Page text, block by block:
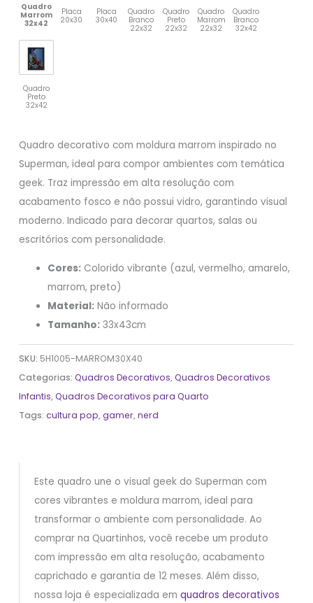
Quadro
Marrom
32x42
Placa
20x30
Placa
30x40
Quadro
Branco
22x32
Quadro
Preto
22x32
Quadro
Marrom
22x32
Quadro
Branco
32x42
Quadro
Preto
32x42
Quadro decorativo com moldura marrom inspirado no
Superman, ideal para compor ambientes com temática
geek. Traz impressão em alta resolução com
acabamento fosco e não possui vidro, garantindo visual
moderno. Indicado para decorar quartos, salas ou
escritórios com personalidade.
Cores: Colorido vibrante (azul, vermelho, amarelo,
marrom, preto)
Material: Não informado
Tamanho: 33x43cm
SKU: 5H1005-MARROM30X40
Categorias:Quadros Decorativos,Quadros Decorativos
Infantis,Quadros Decorativos para Quarto
Tags:cultura pop,gamer,nerd
Este quadro une o visual geek do Superman com
cores vibrantes e moldura marrom, ideal para
transformar o ambiente com personalidade. Ao
comprar na Quartinhos, você recebe um produto
com impressão em alta resolução, acabamento
caprichado e garantia de 12 meses. Além disso,
nossa loja é especializada em quadros decorativos